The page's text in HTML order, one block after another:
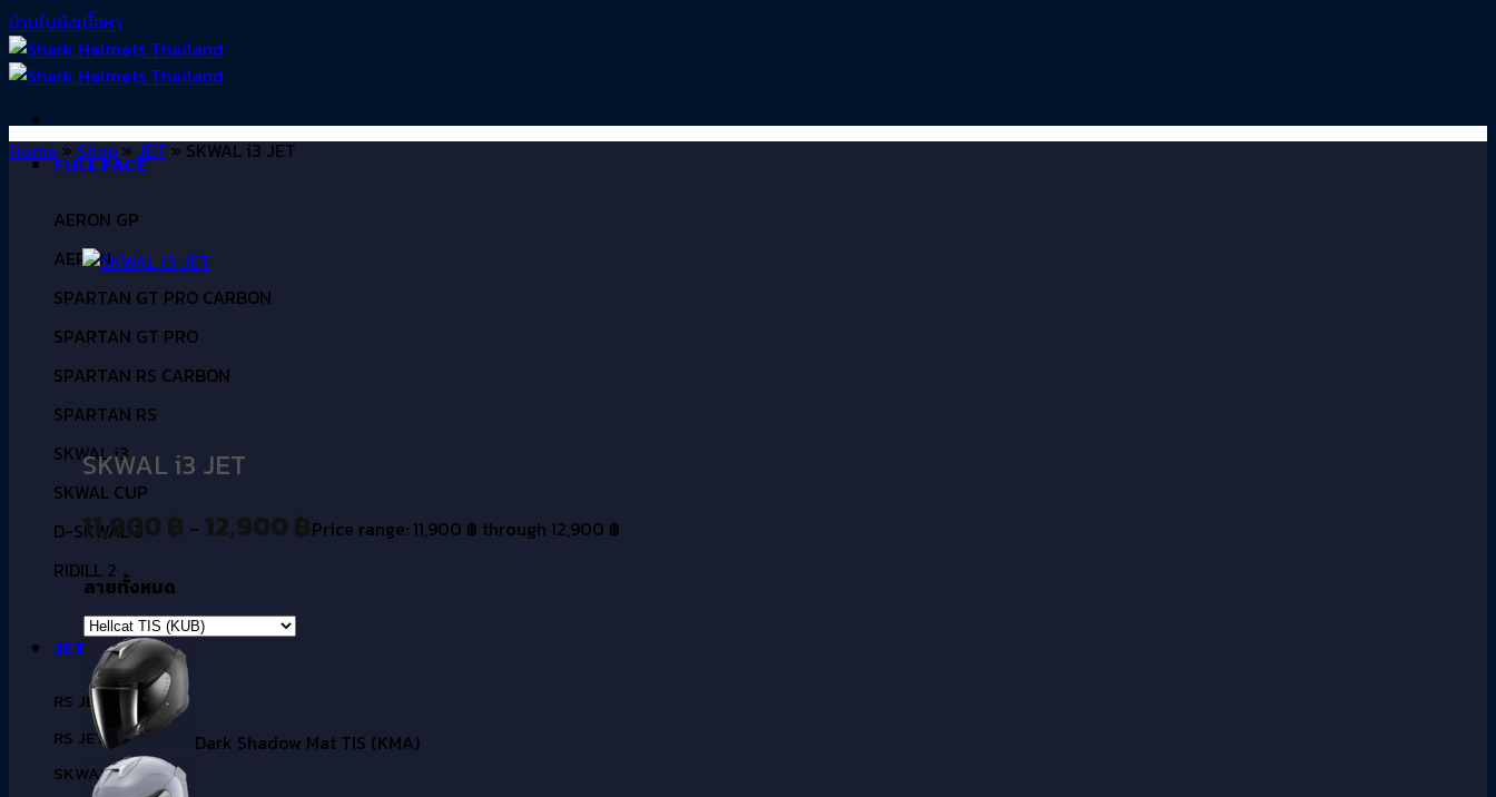
ข้ามไปยังเนื้อหา
FULL FACE
AERON GP
AERON
SPARTAN GT PRO CARBON
SPARTAN GT PRO
SPARTAN RS CARBON
SPARTAN RS
SKWAL i3
SKWAL CUP
D-SKWAL 3
RIDILL 2
JET
RS JET CARBON
RS JET
SKWAL i3 JET
Home»Shop»JET»SKWAL i3 JET
SKWAL i3 JET
11,900 ฿ – 12,900 ฿Price range: 11,900 ฿ through 12,900 ฿
ลายทั้งหมด
Dark Shadow Mat TIS (KMA)